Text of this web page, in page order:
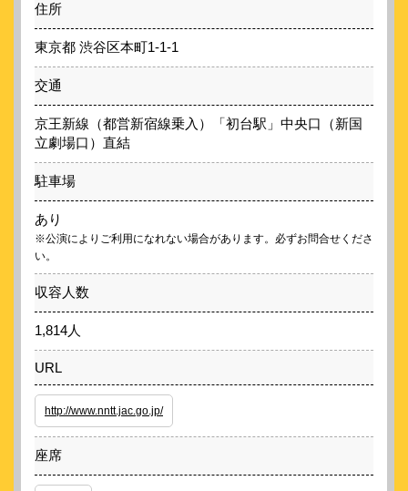
住所
東京都 渋谷区本町1-1-1
交通
京王新線（都営新宿線乗入）「初台駅」中央口（新国
立劇場口）直結
駐車場
あり
※公演によりご利用になれない場合があります。必ずお問合せくださ
い。
収容人数
1,814人
URL
http://www.nntt.jac.go.jp/
座席